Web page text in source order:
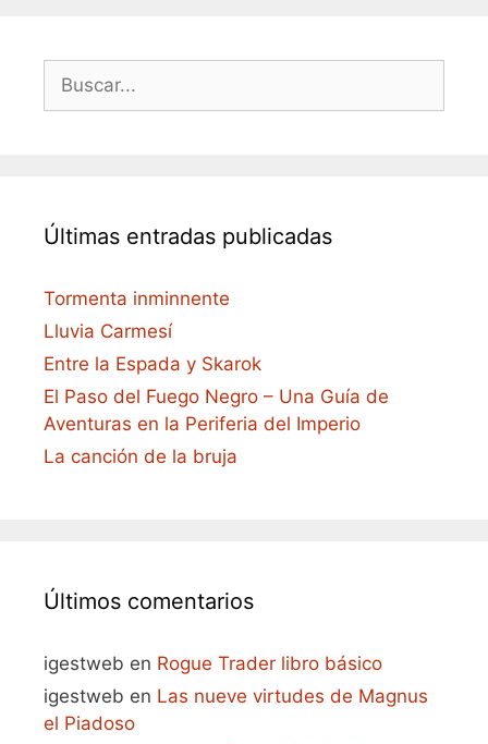
Buscar:
Últimas entradas publicadas
Tormenta inminnente
Lluvia Carmesí
Entre la Espada y Skarok
El Paso del Fuego Negro – Una Guía de
Aventuras en la Periferia del Imperio
La canción de la bruja
Últimos comentarios
igestweb en Rogue Trader libro básico
igestweb en Las nueve virtudes de Magnus
el Piadoso